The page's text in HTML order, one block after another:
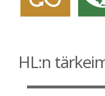
HL:n